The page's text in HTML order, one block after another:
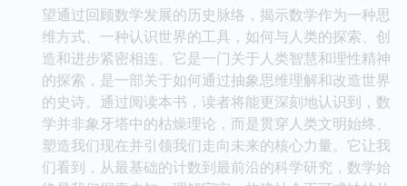
望通过回顾数学发展的历史脉络，揭示数学作为一种思
维方式、一种认识世界的工具，如何与人类的探索、创
造和进步紧密相连。它是一门关于人类智慧和理性精神
的探索，是一部关于如何通过抽象思维理解和改造世界
的史诗。通过阅读本书，读者将能更深刻地认识到，数
学并非象牙塔中的枯燥理论，而是贯穿人类文明始终、
塑造我们现在并引领我们走向未来的核心力量。它让我
们看到，从最基础的计数到最前沿的科学研究，数学始